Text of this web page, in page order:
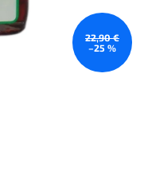
22,90 €
–25 %